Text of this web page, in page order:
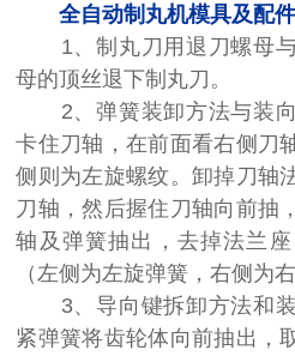
全自动制丸机模具及配
1、制丸刀用退刀螺母与
母的顶丝退下制丸刀。
2、弹簧装卸方法与装向
卡住刀轴，在前面看右侧刀
侧则为左旋螺纹。卸掉刀轴
刀轴，然后握住刀轴向前抽
轴及弹簧抽出，去掉法兰
（左侧为左旋弹簧，右侧为
3、导向键拆卸方法和装
紧弹簧将齿轮体向前抽出，